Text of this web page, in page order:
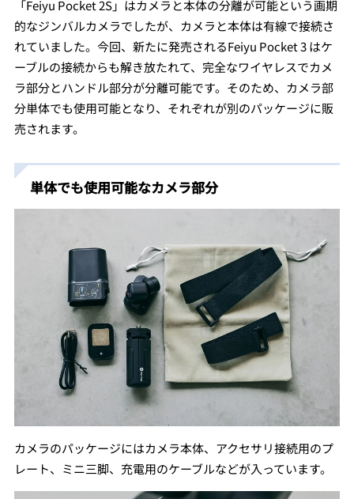
「Feiyu Pocket 2S」はカメラと本体の分離が可能という画期
的なジンバルカメラでしたが、カメラと本体は有線で接続さ
れていました。今回、新たに発売されるFeiyu Pocket 3 はケ
ーブルの接続からも解き放たれて、完全なワイヤレスでカメ
ラ部分とハンドル部分が分離可能です。そのため、カメラ部
分単体でも使用可能となり、それぞれが別のパッケージに販
売されます。
単体でも使用可能なカメラ部分
カメラのパッケージにはカメラ本体、アクセサリ接続用のプ
レート、ミニ三脚、充電用のケーブルなどが入っています。